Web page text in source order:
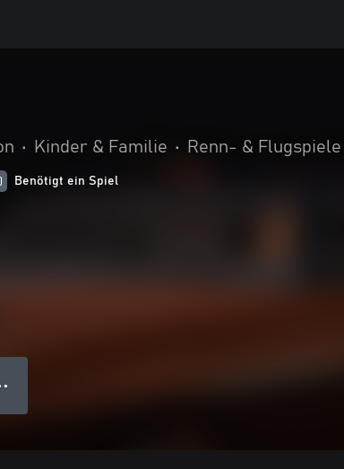
• Kinder & Familie • Renn- & Flugspiele
Benötigt ein Spiel
●